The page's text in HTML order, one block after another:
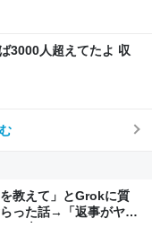
3000人超えてたよ 収
教えて」とGrokに質
った話→「返事がヤバ
の声も